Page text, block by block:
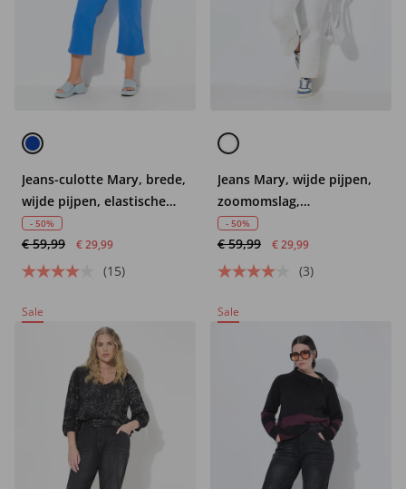
Jeans-culotte Mary, brede,
wijde pijpen, elastische
tailleband
- 50%
€ 59,99 € 29,99
(15)
Jeans Mary, wijde pijpen,
zoomomslag,
comfortabele tailleband
- 50%
€ 59,99 € 29,99
(3)
Sale Sale